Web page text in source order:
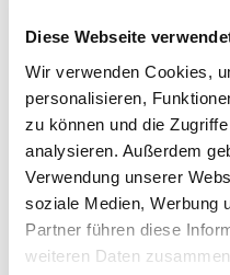
Diese Webseite
Wir verwenden Cookies,
personalisieren,
zu können und die
analysieren. Außerdem
Verwendung unserer
soziale Medien, Werbung
Partner führen diese
weiteren Daten
Höhe in centimeter
Gebinde